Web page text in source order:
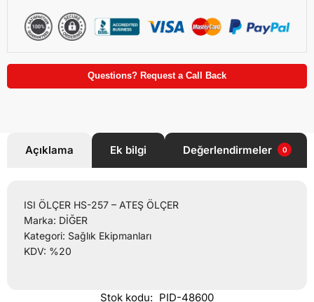
Questions? Request a Call Back
Açıklama Ek bilgi Değerlendirmeler 0
ISI ÖLÇER HS-257 – ATEŞ ÖLÇER
Marka: DİĞER
Kategori: Sağlık Ekipmanları
KDV: %20
Stok kodu: PID-48600